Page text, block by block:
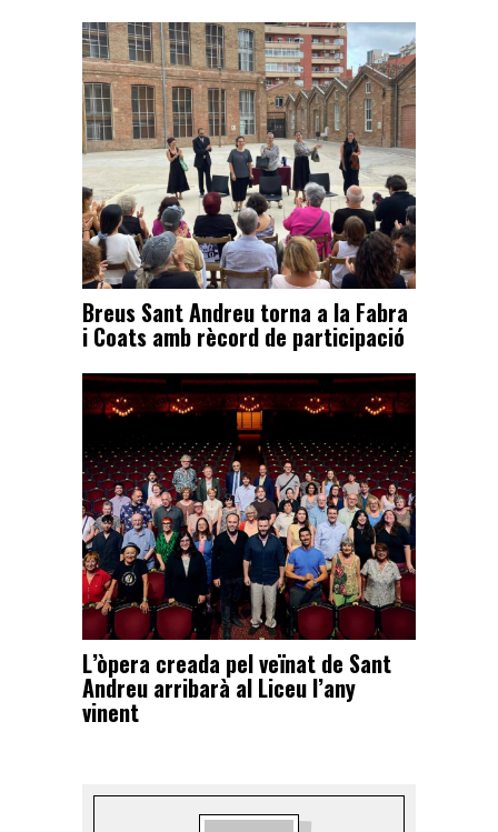
Breus Sant Andreu torna a la Fabra
i Coats amb rècord de participació
L’òpera creada pel veïnat de Sant
Andreu arribarà al Liceu l’any
vinent